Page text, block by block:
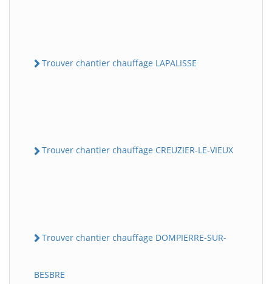
Trouver chantier chauffage LAPALISSE
Trouver chantier chauffage CREUZIER-LE-VIEUX
Trouver chantier chauffage DOMPIERRE-SUR-
BESBRE